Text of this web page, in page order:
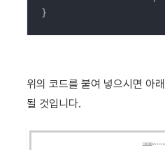
}
위의 코드를 붙여 넣으시면 아
될 것입니다.